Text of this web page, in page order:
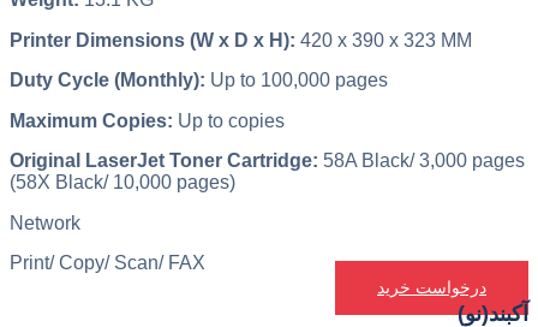
Printer Dimensions (W x D x H): 420 x 390 x 323 MM
Duty Cycle (Monthly): Up to 100,000 pages
Maximum Copies: Up to copies
Original LaserJet Toner Cartridge: 58A Black/ 3,000 pages
(58X Black/ 10,000 pages)
Network
Print/ Copy/ Scan/ FAX
درخواست خرید
آکبند(نو)